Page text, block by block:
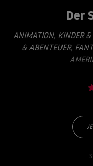
Der
ANIMATION, KINDER
& ABENTEUER,